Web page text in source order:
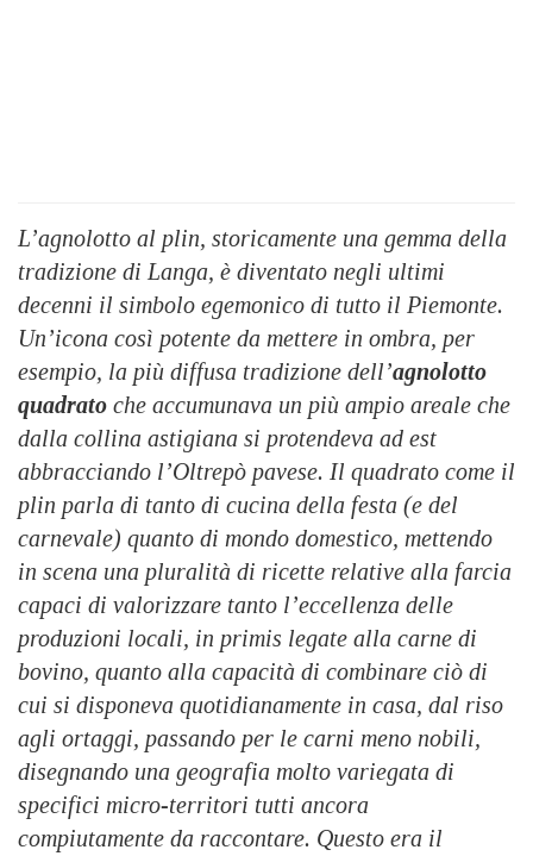
L’agnolotto al plin, storicamente una gemma della
tradizione di Langa, è diventato negli ultimi
decenni il simbolo egemonico di tutto il Piemonte.
Un’icona così potente da mettere in ombra, per
esempio, la più diffusa tradizione dell’agnolotto
quadrato che accumunava un più ampio areale che
dalla collina astigiana si protendeva ad est
abbracciando l’Oltrepò pavese. Il quadrato come il
plin parla di tanto di cucina della festa (e del
carnevale) quanto di mondo domestico, mettendo
in scena una pluralità di ricette relative alla farcia
capaci di valorizzare tanto l’eccellenza delle
produzioni locali, in primis legate alla carne di
bovino, quanto alla capacità di combinare ciò di
cui si disponeva quotidianamente in casa, dal riso
agli ortaggi, passando per le carni meno nobili,
disegnando una geografia molto variegata di
specifici micro-territori tutti ancora
compiutamente da raccontare. Questo era il